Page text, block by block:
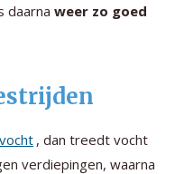
daarna weer zo goed
, dan treedt vocht
verdiepingen, waarna